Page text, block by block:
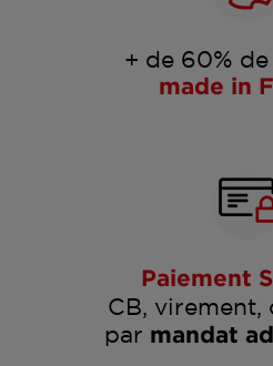
+ de 60%
made in
Paiement
CB, virement,
par mandat